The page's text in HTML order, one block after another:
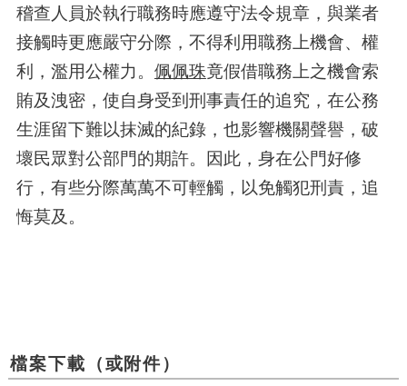
稽查人員於執行職務時應遵守法令規章，與業者
接觸時更應嚴守分際，不得利用職務上機會、權
利，濫用公權力。 佩佩珠竟假借職務上之機會索
賄及洩密，使自身受到刑事責任的追究，在公務
生涯留下難以抹滅的紀錄，也影響機關聲譽，破
壞民眾對公部門的期許。因此，身在公門好修
行，有些分際萬萬不可輕觸，以免觸犯刑責，追
悔莫及。
檔案下載（或附件）